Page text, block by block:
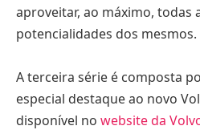
aproveitar, ao máximo, todas
potencialidades dos mesmos.
A terceira série é composta
especial destaque ao novo
disponível no website da